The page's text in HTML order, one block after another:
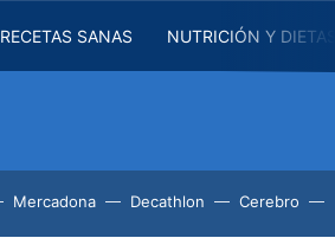
RECETAS SANAS NUTRICIÓN Y
Mercadona Decathlon Cerebro